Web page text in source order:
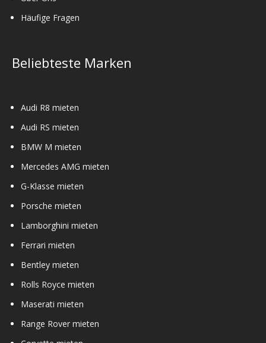
Häufige Fragen
Beliebteste Marken
Audi R8 mieten
Audi RS mieten
BMW M mieten
Mercedes AMG mieten
G-Klasse mieten
Porsche mieten
Lamborghini mieten
Ferrari mieten
Bentley mieten
Rolls Royce mieten
Maserati mieten
Range Rover mieten